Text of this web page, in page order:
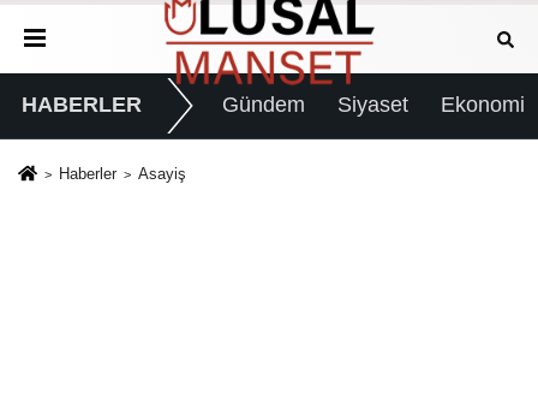
HABERLER Gündem Siyaset Ekonomi
Haberler Asayiş